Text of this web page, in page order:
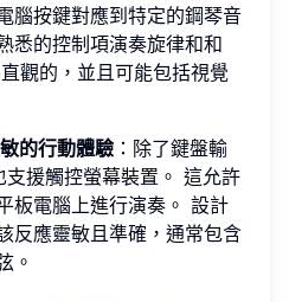
腦按鍵對應到特定的鋼琴音
悉的控制項演奏旋律和和
觀的，並且可能包括視覺
的行動體驗 ：除了鍵盤輸
援觸控螢幕裝置。 這允許
板電腦上進行演奏。 設計
反應靈敏且準確，通常包含
。